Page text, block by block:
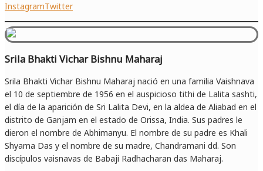
InstagramTwitter
Srila Bhakti Vichar Bishnu Maharaj
Srila Bhakti Vichar Bishnu Maharaj nació en una familia Vaishnava
el 10 de septiembre de 1956 en el auspicioso tithi de Lalita sashti,
el día de la aparición de Sri Lalita Devi, en la aldea de Aliabad en el
distrito de Ganjam en el estado de Orissa, India. Sus padres le
dieron el nombre de Abhimanyu. El nombre de su padre es Khali
Shyama Das y el nombre de su madre, Chandramani dd. Son
discípulos vaisnavas de Babaji Radhacharan das Maharaj.